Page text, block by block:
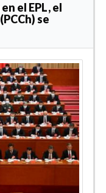
el EPL, el
se